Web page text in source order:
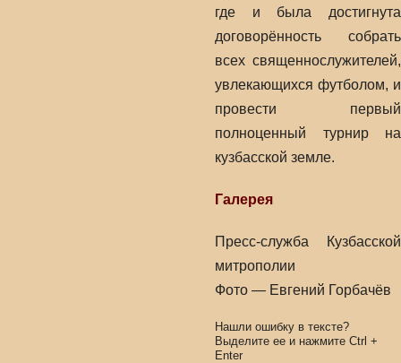
где и была достигнута
договорённость собрать
всех священнослужителей,
увлекающихся футболом, и
провести первый
полноценный турнир на
кузбасской земле.
Галерея
Пресс-служба Кузбасской
митрополии
Фото — Евгений Горбачёв
Нашли ошибку в тексте?
Выделите ее и нажмите Ctrl +
Enter